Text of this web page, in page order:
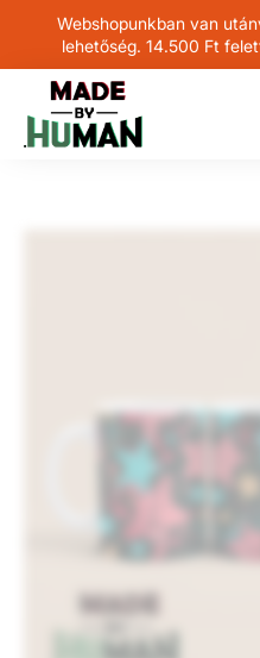
Webshopunkban van
lehetőség. 14.500 Ft